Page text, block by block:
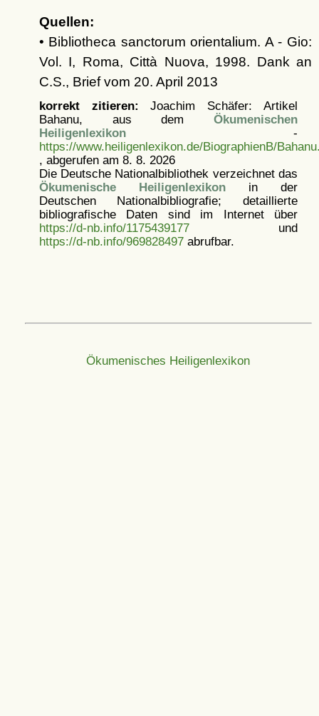
Quellen:
• Bibliotheca sanctorum orientalium. A - Gio:
Vol. I, Roma, Città Nuova, 1998. Dank an
C.S., Brief vom 20. April 2013
korrekt zitieren: Joachim Schäfer: Artikel
Bahanu, aus dem Ökumenischen
Heiligenlexikon-
https://www.heiligenlexikon.de/BiographienB/
, abgerufen am 8. 8. 2026
Die Deutsche Nationalbibliothek verzeichnet das
Ökumenische Heiligenlexikonin der
Deutschen Nationalbibliografie; detaillierte
bibliografische Daten sind im Internet über
https://d-nb.info/1175439177und
https://d-nb.info/969828497abrufbar.
Ökumenisches Heiligenlexikon